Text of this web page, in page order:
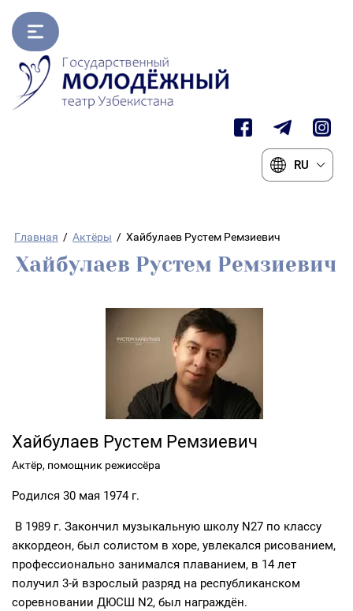
RU
Главная / Актёры / Хайбулаев Рустем Ремзиевич
Хайбулаев Рустем Ремзиевич
Хайбулаев Рустем Ремзиевич
Актёр, помощник режиссёра
Родился 30 мая 1974 г.
В 1989 г. Закончил музыкальную школу N27 по классу
аккордеон, был солистом в хоре, увлекался рисованием,
профессионально занимался плаванием, в 14 лет
получил 3-й взрослый разряд на республиканском
соревновании ДЮСШ N2, был награждён.